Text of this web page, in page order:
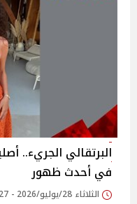
البرتقالي الجريء..
في أحدث ظهور
الثلاثاء 28/يوليو/2026 - 04:27 م